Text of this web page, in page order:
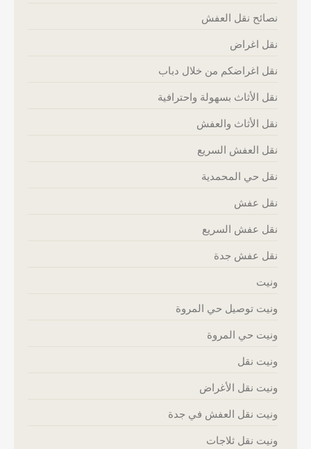
نصائح نقل العفش
نقل اغراض
نقل اغراضكم من خلال دباب
نقل الأثاث بسهولة واحترافية
نقل الأثاث والعفش
نقل العفش السريع
نقل حي المحمدية
نقل عفش
نقل عفش السريع
نقل عفش جدة
ونيت
ونيت توصيل حي المروة
ونيت حي المروة
ونيت نقل
ونيت نقل الأغراض
ونيت نقل العفش في جدة
ونيت نقل ثلاجات